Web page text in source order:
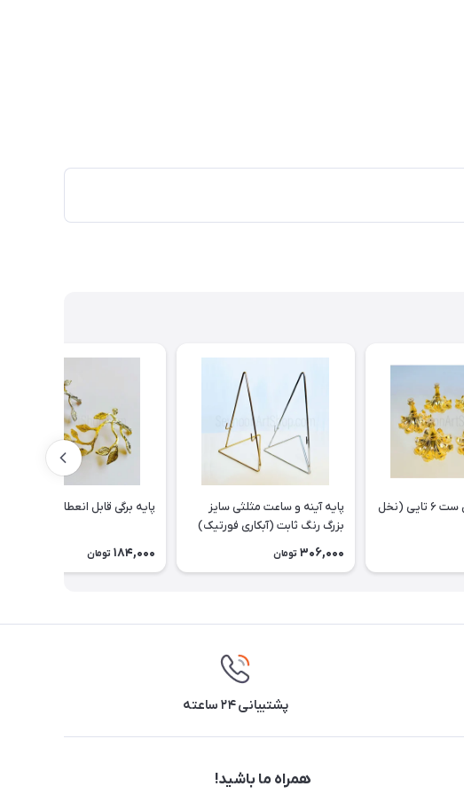
پایه هفت سین ست ۶ تایی (نخل
پایه آینه و ساعت مثلثی سایز
بزرگ رنگ ثابت (آبکاری فورتیک)
306,000 تومان
پایه برگی قابل انعطاف
184,000 تومان
پشتیبانی ۲۴ ساعته
همراه ما باشید!